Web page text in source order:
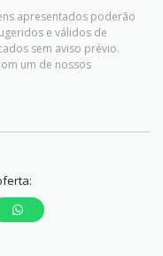
apresentados poderão
e válidos de
sem aviso prévio.
um de nossos